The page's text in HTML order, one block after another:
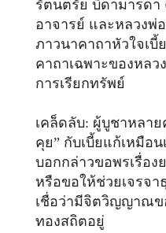
รัตนตรัย บิดามารดา
อาจารย์ และหลวงพ่
ภาวนาคาถาหัวใจเบี้
คาถาเฉพาะของหลว
การเรียกทรัพย์
เคล็ดลับ: ผู้บูชาหลา
คุย” กับเบี้ยแก้เหมือ
บอกกล่าวขอพรเรื่อง
หรือขอให้ช่วยเจรจา
เชื่อว่ามีจิตวิญญาณ
ทองสถิตอยู่